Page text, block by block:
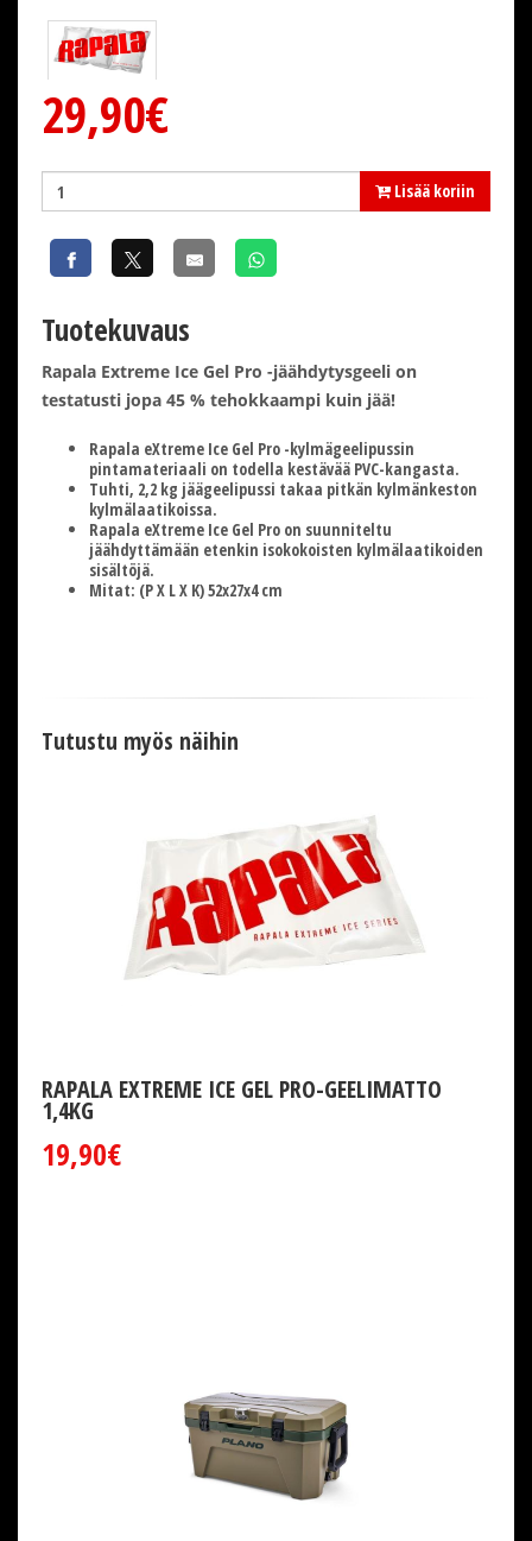
29,90€
Lisää koriin
Tuotekuvaus
Rapala Extreme Ice Gel Pro -jäähdytysgeeli on
testatusti jopa 45 % tehokkaampi kuin jää!
Rapala eXtreme Ice Gel Pro -kylmägeelipussin
pintamateriaali on todella kestävää PVC-kangasta.
Tuhti, 2,2 kg jäägeelipussi takaa pitkän kylmänkeston
kylmälaatikoissa.
Rapala eXtreme Ice Gel Pro on suunniteltu
jäähdyttämään etenkin isokokoisten kylmälaatikoiden
sisältöjä.
Mitat: (P X L X K) 52x27x4 cm
Tutustu myös näihin
RAPALA EXTREME ICE GEL PRO-GEELIMATTO
1,4KG
19,90€